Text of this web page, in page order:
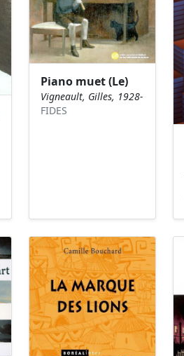
Piano muet (Le)
Vigneault, Gilles, 1928-
FIDES